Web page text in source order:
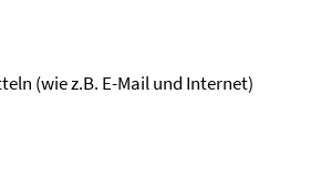
(wie z.B. E-Mail und Internet)